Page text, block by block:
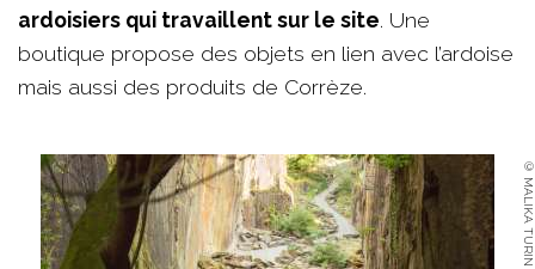
ardoisiers qui travaillent sur le site. Une
boutique propose des objets en lien avec l’ardoise
mais aussi des produits de Corrèze.
© MALIKA TURIN